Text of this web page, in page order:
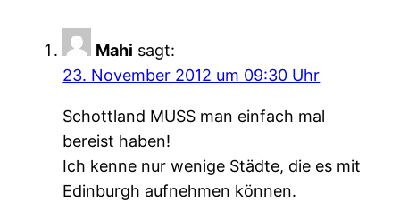
Mahi sagt:
23. November 2012 um 09:30 Uhr
Schottland MUSS man einfach mal
bereist haben!
Ich kenne nur wenige Städte, die es mit
Edinburgh aufnehmen können.